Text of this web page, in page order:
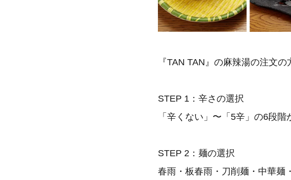
『TAN TAN』の麻辣湯の注文
STEP 1：辛さの選択
「辛くない」〜「5辛」の6段階
STEP 2：麺の選択
春雨・板春雨・刀削麺・中華麺